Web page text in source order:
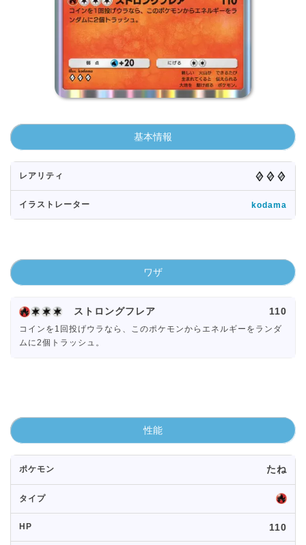
基本情報
レアリティ
イラストレーター kodama
ワザ
ストロングフレア 110
コインを1回投げウラなら、このポケモンからエネルギーをランダ
ムに2個トラッシュ。
性能
ポケモン たね
タイプ
HP 110